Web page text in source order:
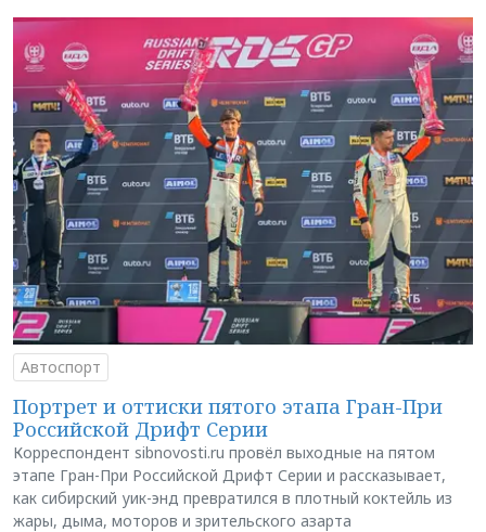
Автоспорт
Портрет и оттиски пятого этапа Гран-При
Российской Дрифт Серии
Корреспондент sibnovosti.ru провёл выходные на пятом
этапе Гран-При Российской Дрифт Серии и рассказывает,
как сибирский уик-энд превратился в плотный коктейль из
жары, дыма, моторов и зрительского азарта